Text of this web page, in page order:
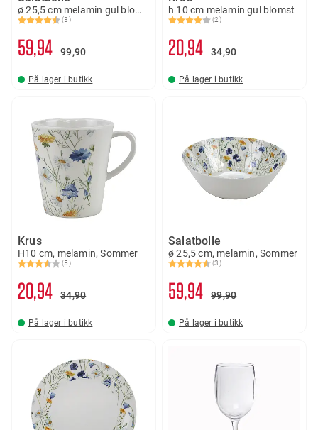
ø 25,5 cm melamin gul blomst
Karakter:
(3)
4.7 av 5 mulige
59 94 99 90
På lager i butikk
h 10 cm melamin gul blomst
Karakter:
(2)
4.0 av 5 mulige
2094 34 90
På lager i butikk
Krus
H10 cm, melamin, Sommer
Karakter:
(5)
3.6 av 5 mulige
2094 34 90
På lager i butikk
Salatbolle
ø 25,5 cm, melamin, Sommer
Karakter:
(3)
4.3 av 5 mulige
59 94 99 90
På lager i butikk